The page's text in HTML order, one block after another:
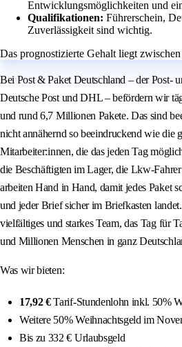
Entwicklungsmöglichkeiten und
Qualifikationen: Führerschein,
Zuverlässigkeit sind wichtig.
Das prognostizierte Gehalt liegt
Bei Post & Paket Deutschland – der Post-
Deutsche Post und DHL – befördern wir
und rund 6,7 Millionen Pakete. Das sind
nicht annähernd so beeindruckend wie die
Mitarbeiter:innen, die das jeden Tag
die Beschäftigten im Lager, die Lkw-
arbeiten Hand in Hand, damit jedes Paket
und jeder Brief sicher im Briefkasten
vielfältiges und starkes Team, das Tag für
und Millionen Menschen in ganz
Was wir bieten:
17,92 €Tarif-Stundenlohn inkl. 50%
Weitere 50% Weihnachtsgeld im
Bis zu 332 € Urlaubsgeld